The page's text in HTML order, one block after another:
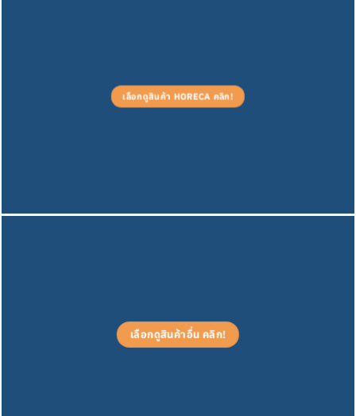
เลือกดูสินค้า HORECA คลิก!
เลือกดูสินค้าอื่น คลิก!